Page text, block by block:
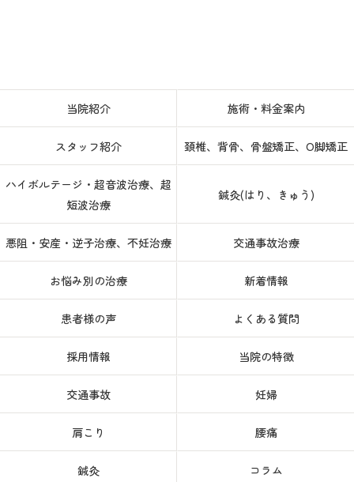
当院紹介 施術・料金案内
スタッフ紹介 頚椎、背骨、骨盤矯正、O脚矯正
ハイボルテージ・超音波治療、超
短波治療
鍼灸(はり、きゅう)
悪阻・安産・逆子治療、不妊治療 交通事故治療
お悩み別の治療 新着情報
患者様の声 よくある質問
採用情報 当院の特徴
交通事故 妊婦
肩こり 腰痛
鍼灸 コラム